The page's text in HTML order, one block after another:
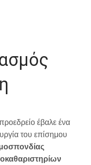
έβαλε ένα
του επίσημου